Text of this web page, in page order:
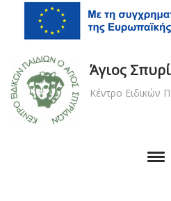
Άγιος
Κέντρο Ειδικών